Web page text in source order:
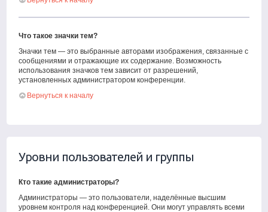
Что такое значки тем?
Значки тем — это выбранные авторами изображения, связанные с
сообщениями и отражающие их содержание. Возможность
использования значков тем зависит от разрешений,
установленных администратором конференции.
Вернуться к началу
Уровни пользователей и группы
Кто такие администраторы?
Администраторы — это пользователи, наделённые высшим
уровнем контроля над конференцией. Они могут управлять всеми